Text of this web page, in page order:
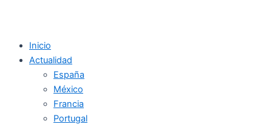
Inicio
Actualidad
España
México
Francia
Portugal